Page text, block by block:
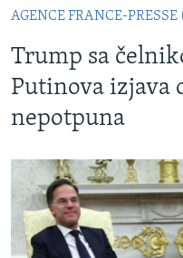
AGENCE FRANCE-PRESSE
Trump sa
Putinova izjava
nepotpuna